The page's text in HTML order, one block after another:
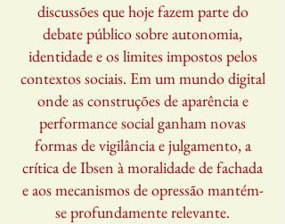
discussões que hoje fazem parte do
debate público sobre autonomia,
identidade e os limites impostos pelos
contextos sociais. Em um mundo digital
onde as construções de aparência e
performance social ganham novas
formas de vigilância e julgamento, a
crítica de Ibsen à moralidade de fachada
e aos mecanismos de opressão mantém-
se profundamente relevante.